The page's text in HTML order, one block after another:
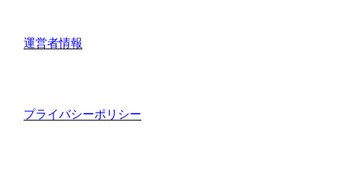
運営者情報
プライバシーポリシー